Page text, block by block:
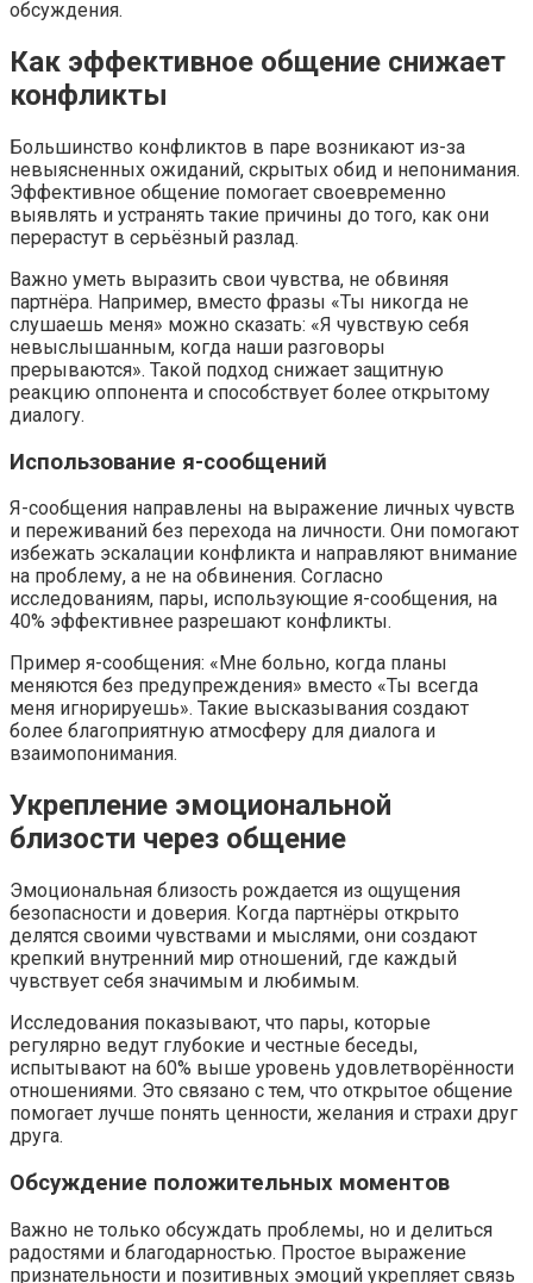
обсуждения.
Как эффективное общение снижает
конфликты
Большинство конфликтов в паре возникают из-за
невыясненных ожиданий, скрытых обид и непонимания.
Эффективное общение помогает своевременно
выявлять и устранять такие причины до того, как они
перерастут в серьёзный разлад.
Важно уметь выразить свои чувства, не обвиняя
партнёра. Например, вместо фразы «Ты никогда не
слушаешь меня» можно сказать: «Я чувствую себя
невыслышанным, когда наши разговоры
прерываются». Такой подход снижает защитную
реакцию оппонента и способствует более открытому
диалогу.
Использование я-сообщений
Я-сообщения направлены на выражение личных чувств
и переживаний без перехода на личности. Они помогают
избежать эскалации конфликта и направляют внимание
на проблему, а не на обвинения. Согласно
исследованиям, пары, использующие я-сообщения, на
40% эффективнее разрешают конфликты.
Пример я-сообщения: «Мне больно, когда планы
меняются без предупреждения» вместо «Ты всегда
меня игнорируешь». Такие высказывания создают
более благоприятную атмосферу для диалога и
взаимопонимания.
Укрепление эмоциональной
близости через общение
Эмоциональная близость рождается из ощущения
безопасности и доверия. Когда партнёры открыто
делятся своими чувствами и мыслями, они создают
крепкий внутренний мир отношений, где каждый
чувствует себя значимым и любимым.
Исследования показывают, что пары, которые
регулярно ведут глубокие и честные беседы,
испытывают на 60% выше уровень удовлетворённости
отношениями. Это связано с тем, что открытое общение
помогает лучше понять ценности, желания и страхи друг
друга.
Обсуждение положительных моментов
Важно не только обсуждать проблемы, но и делиться
радостями и благодарностью. Простое выражение
признательности и позитивных эмоций укрепляет связь